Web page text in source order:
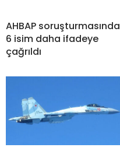
AHBAP soruşturmasında
6 isim daha ifadeye
çağrıldı